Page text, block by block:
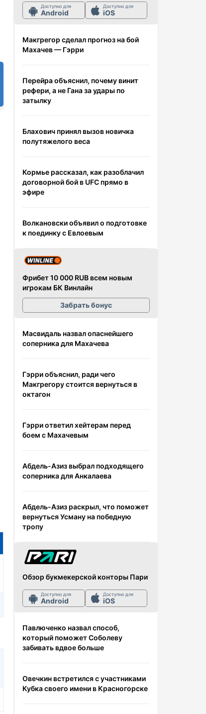
Доступно для
Android
Доступно для
iOS
Макгрегор сделал прогноз на бой
Махачев — Гэрри
Перейра объяснил, почему винит
рефери, а не Гана за удары по
затылку
Блахович принял вызов новичка
полутяжелого веса
Кормье рассказал, как разоблачил
договорной бой в UFC прямо в
эфире
Волкановски объявил о подготовке
к поединку с Евлоевым
Фрибет 10 000 RUB всем новым
игрокам БК Винлайн
Забрать бонус
Масвидаль назвал опаснейшего
соперника для Махачева
Гэрри объяснил, ради чего
Макгрегору стоится вернуться в
октагон
Гэрри ответил хейтерам перед
боем с Махачевым
Абдель-Азиз выбрал подходящего
соперника для Анкалаева
Абдель-Азиз раскрыл, что поможет
вернуться Усману на победную
тропу
Обзор букмекерской конторы Пари
Доступно для
Android
Доступно для
iOS
Павлюченко назвал способ,
который поможет Соболеву
забивать вдвое больше
Овечкин встретился с участниками
Кубка своего имени в Красногорске